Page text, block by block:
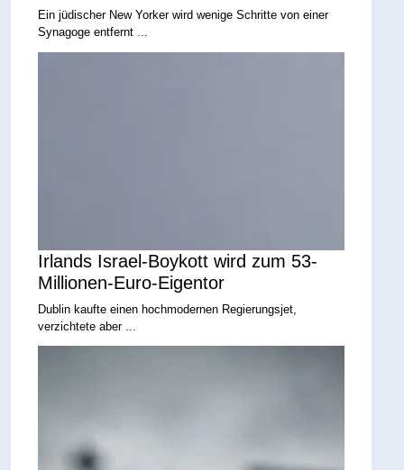
Ein jüdischer New Yorker wird wenige Schritte von einer
Synagoge entfernt ...
Irlands Israel-Boykott wird zum 53-
Millionen-Euro-Eigentor
Dublin kaufte einen hochmodernen Regierungsjet,
verzichtete aber ...